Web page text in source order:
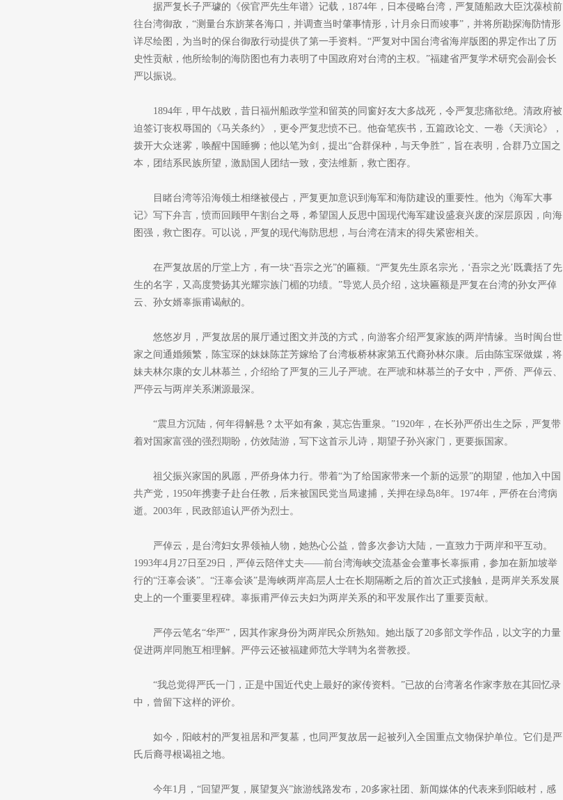
据严复长子严璩的《侯官严先生年谱》记载，1874年，日本侵略台湾，严复随船政大臣沈葆桢前
往台湾御敌，“测量台东旂莱各海口，并调查当时肇事情形，计月余日而竣事”，并将所勘探海防情形
详尽绘图，为当时的保台御敌行动提供了第一手资料。“严复对中国台湾省海岸版图的界定作出了历
史性贡献，他所绘制的海防图也有力表明了中国政府对台湾的主权。”福建省严复学术研究会副会长
严以振说。
1894年，甲午战败，昔日福州船政学堂和留英的同窗好友大多战死，令严复悲痛欲绝。清政府被
迫签订丧权辱国的《马关条约》，更令严复悲愤不已。他奋笔疾书，五篇政论文、一卷《天演论》，
拨开大众迷雾，唤醒中国睡狮；他以笔为剑，提出“合群保种，与天争胜”，旨在表明，合群乃立国之
本，团结系民族所望，激励国人团结一致，变法维新，救亡图存。
目睹台湾等沿海领土相继被侵占，严复更加意识到海军和海防建设的重要性。他为《海军大事
记》写下弁言，愤而回顾甲午割台之辱，希望国人反思中国现代海军建设盛衰兴废的深层原因，向海
图强，救亡图存。可以说，严复的现代海防思想，与台湾在清末的得失紧密相关。
在严复故居的厅堂上方，有一块“吾宗之光”的匾额。“严复先生原名宗光，‘吾宗之光’既囊括了先
生的名字，又高度赞扬其光耀宗族门楣的功绩。”导览人员介绍，这块匾额是严复在台湾的孙女严倬
云、孙女婿辜振甫谒献的。
悠悠岁月，严复故居的展厅通过图文并茂的方式，向游客介绍严复家族的两岸情缘。当时闽台世
家之间通婚频繁，陈宝琛的妹妹陈芷芳嫁给了台湾板桥林家第五代裔孙林尔康。后由陈宝琛做媒，将
妹夫林尔康的女儿林慕兰，介绍给了严复的三儿子严琥。在严琥和林慕兰的子女中，严侨、严倬云、
严停云与两岸关系渊源最深。
“震旦方沉陆，何年得解悬？太平如有象，莫忘告重泉。”1920年，在长孙严侨出生之际，严复带
着对国家富强的强烈期盼，仿效陆游，写下这首示儿诗，期望子孙兴家门，更要振国家。
祖父振兴家国的夙愿，严侨身体力行。带着“为了给国家带来一个新的远景”的期望，他加入中国
共产党，1950年携妻子赴台任教，后来被国民党当局逮捕，关押在绿岛8年。1974年，严侨在台湾病
逝。2003年，民政部追认严侨为烈士。
严倬云，是台湾妇女界领袖人物，她热心公益，曾多次参访大陆，一直致力于两岸和平互动。
1993年4月27日至29日，严倬云陪伴丈夫——前台湾海峡交流基金会董事长辜振甫，参加在新加坡举
行的“汪辜会谈”。“汪辜会谈”是海峡两岸高层人士在长期隔断之后的首次正式接触，是两岸关系发展
史上的一个重要里程碑。辜振甫严倬云夫妇为两岸关系的和平发展作出了重要贡献。
严停云笔名“华严”，因其作家身份为两岸民众所熟知。她出版了20多部文学作品，以文字的力量
促进两岸同胞互相理解。严停云还被福建师范大学聘为名誉教授。
“我总觉得严氏一门，正是中国近代史上最好的家传资料。”已故的台湾著名作家李敖在其回忆录
中，曾留下这样的评价。
如今，阳岐村的严复祖居和严复墓，也同严复故居一起被列入全国重点文物保护单位。它们是严
氏后裔寻根谒祖之地。
今年1月，“回望严复，展望复兴”旅游线路发布，20多家社团、新闻媒体的代表来到阳岐村，感